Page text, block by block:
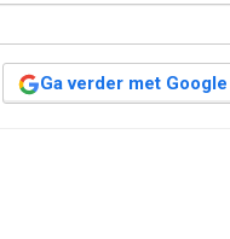
III
vier kavels in
woningen,
Ga verder met Google